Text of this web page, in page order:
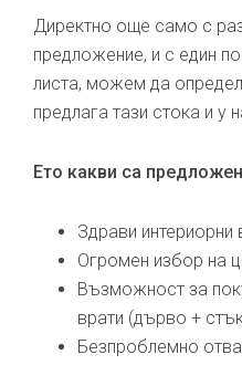
Директно още само с
предложение, и с един
листа, можем да
предлага тази стока и у
Ето какви са
Здрави интериорни
Огромен избор на
Възможност за
врати (дърво +
Безпроблемно